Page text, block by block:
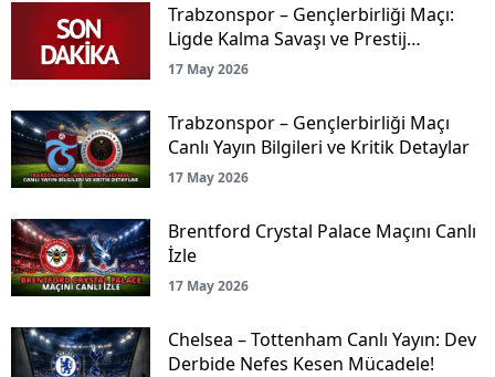
Trabzonspor – Gençlerbirliği Maçı:
Ligde Kalma Savaşı ve Prestij
Mücadelesi Canlı Yayınla Ekranlarda!
17 May 2026
Trabzonspor – Gençlerbirliği Maçı
Canlı Yayın Bilgileri ve Kritik Detaylar
17 May 2026
Brentford Crystal Palace Maçını Canlı
İzle
17 May 2026
Chelsea – Tottenham Canlı Yayın: Dev
Derbide Nefes Kesen Mücadele!